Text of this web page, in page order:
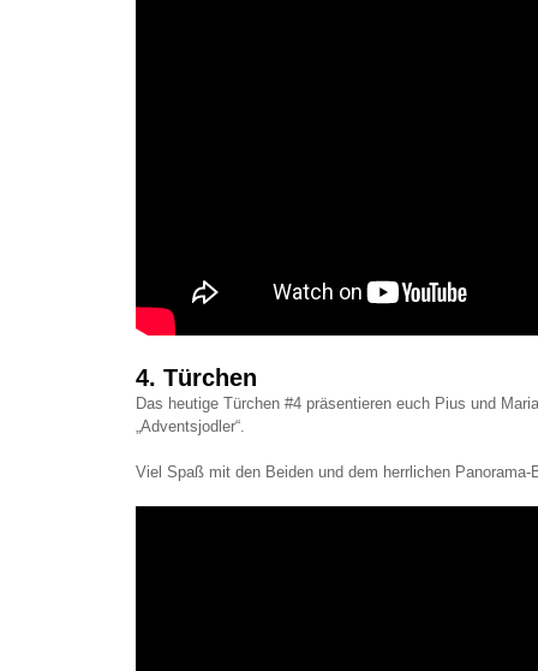
4. Türchen
Das heutige Türchen #4 präsentieren euch Pius und
„Adventsjodler“.
Viel Spaß mit den Beiden und dem herrlichen Panorama-